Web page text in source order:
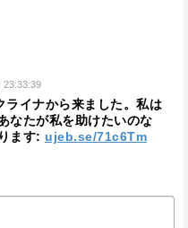
23:33:39
イナから来ました。私は
なたが私を助けたいのな
ます: ujeb.se/71c6Tm